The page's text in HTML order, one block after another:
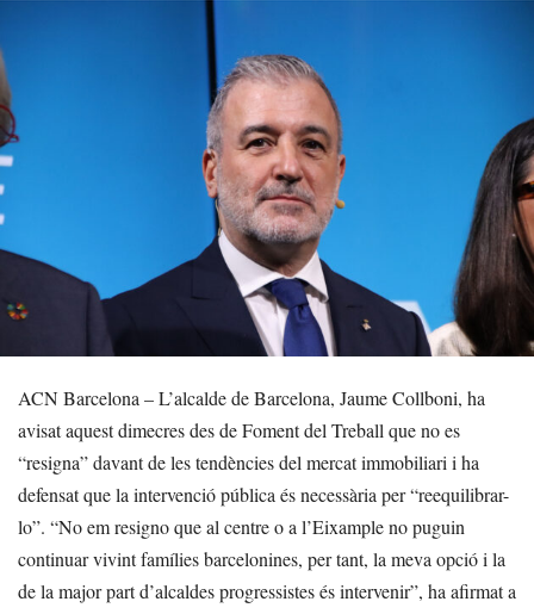
ACN Barcelona – L’alcalde de Barcelona, Jaume Collboni, ha
avisat aquest dimecres des de Foment del Treball que no es
“resigna” davant de les tendències del mercat immobiliari i ha
defensat que la intervenció pública és necessària per “reequilibrar-
lo”. “No em resigno que al centre o a l’Eixample no puguin
continuar vivint famílies barcelonines, per tant, la meva opció i la
de la major part d’alcaldes progressistes és intervenir”, ha afirmat a